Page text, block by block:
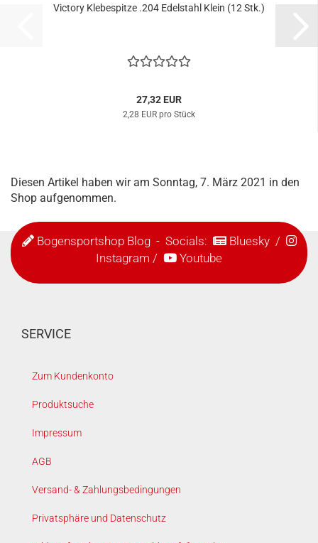
Victory Klebespitze .204 Edelstahl Klein (12 Stk.)
27,32 EUR
2,28 EUR pro Stück
Diesen Artikel haben wir am Sonntag, 7. März 2021 in den
Shop aufgenommen.
Bogensportshop Blog- Socials: Bluesky/
Instagram / Youtube
SERVICE
Zum Kundenkonto
Produktsuche
Impressum
AGB
Versand- & Zahlungsbedingungen
Privatsphäre und Datenschutz